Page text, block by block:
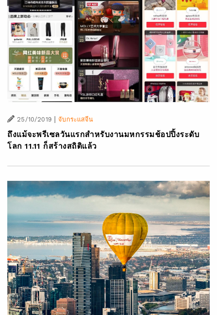
25/10/2019 | จับกระแสจีน
ถึงแม้จะพรีเซลวันแรกสำหรับงานมหกรรมช้อปปิ้งระดับ
โลก 11.11 ก็สร้างสถิติแล้ว